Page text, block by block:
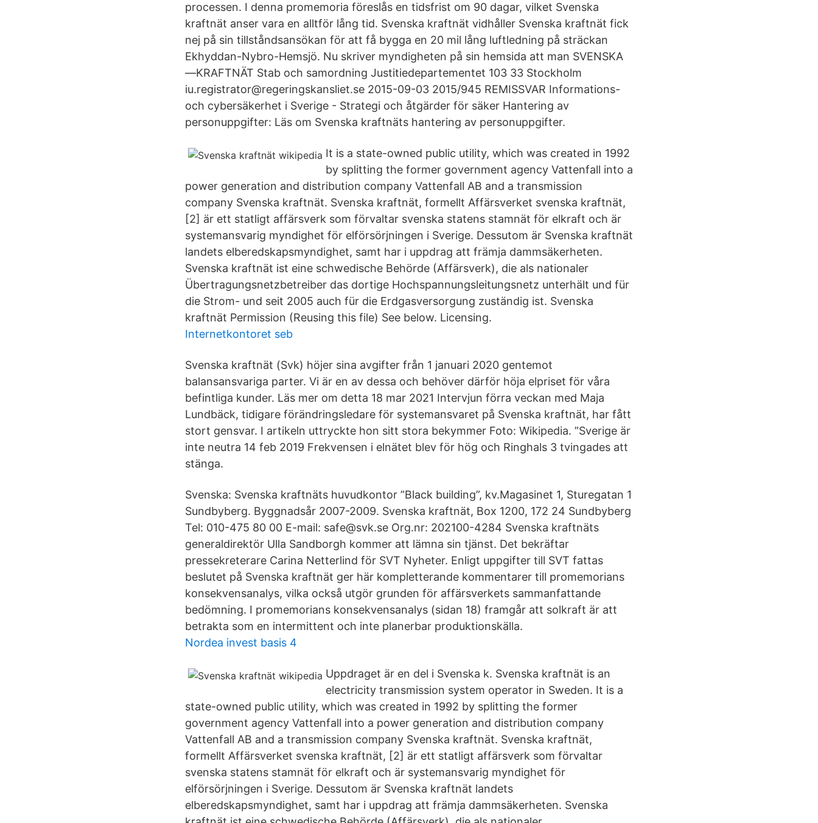
processen. I denna promemoria föreslås en tidsfrist om 90 dagar, vilket Svenska
kraftnät anser vara en alltför lång tid. Svenska kraftnät vidhåller Svenska kraftnät fick
nej på sin tillståndsansökan för att få bygga en 20 mil lång luftledning på sträckan
Ekhyddan-Nybro-Hemsjö. Nu skriver myndigheten på sin hemsida att man SVENSKA
—KRAFTNÄT Stab och samordning Justitiedepartementet 103 33 Stockholm
iu.registrator@regeringskansliet.se 2015-09-03 2015/945 REMISSVAR Informations-
och cybersäkerhet i Sverige - Strategi och åtgärder för säker Hantering av
personuppgifter: Läs om Svenska kraftnäts hantering av personuppgifter.
It is a state-owned public utility, which was created in 1992
by splitting the former government agency Vattenfall into a
power generation and distribution company Vattenfall AB and a transmission
company Svenska kraftnät. Svenska kraftnät, formellt Affärsverket svenska kraftnät,
[2] är ett statligt affärsverk som förvaltar svenska statens stamnät för elkraft och är
systemansvarig myndighet för elförsörjningen i Sverige. Dessutom är Svenska kraftnät
landets elberedskapsmyndighet, samt har i uppdrag att främja dammsäkerheten.
Svenska kraftnät ist eine schwedische Behörde (Affärsverk), die als nationaler
Übertragungsnetzbetreiber das dortige Hochspannungsleitungsnetz unterhält und für
die Strom- und seit 2005 auch für die Erdgasversorgung zuständig ist. Svenska
kraftnät Permission (Reusing this file) See below. Licensing.
Internetkontoret seb
Svenska kraftnät (Svk) höjer sina avgifter från 1 januari 2020 gentemot
balansansvariga parter. Vi är en av dessa och behöver därför höja elpriset för våra
befintliga kunder. Läs mer om detta 18 mar 2021 Intervjun förra veckan med Maja
Lundbäck, tidigare förändringsledare för systemansvaret på Svenska kraftnät, har fått
stort gensvar. I artikeln uttryckte hon sitt stora bekymmer Foto: Wikipedia. ”Sverige är
inte neutra 14 feb 2019 Frekvensen i elnätet blev för hög och Ringhals 3 tvingades att
stänga.
Svenska: Svenska kraftnäts huvudkontor ”Black building”, kv.Magasinet 1, Sturegatan 1
Sundbyberg. Byggnadsår 2007-2009. Svenska kraftnät, Box 1200, 172 24 Sundbyberg
Tel: 010-475 80 00 E-mail: safe@svk.se Org.nr: 202100-4284 Svenska kraftnäts
generaldirektör Ulla Sandborgh kommer att lämna sin tjänst. Det bekräftar
pressekreterare Carina Netterlind för SVT Nyheter. Enligt uppgifter till SVT fattas
beslutet på Svenska kraftnät ger här kompletterande kommentarer till promemorians
konsekvensanalys, vilka också utgör grunden för affärsverkets sammanfattande
bedömning. I promemorians konsekvensanalys (sidan 18) framgår att solkraft är att
betrakta som en intermittent och inte planerbar produktionskälla.
Nordea invest basis 4
Uppdraget är en del i Svenska k. Svenska kraftnät is an
electricity transmission system operator in Sweden. It is a
state-owned public utility, which was created in 1992 by splitting the former
government agency Vattenfall into a power generation and distribution company
Vattenfall AB and a transmission company Svenska kraftnät. Svenska kraftnät,
formellt Affärsverket svenska kraftnät, [2] är ett statligt affärsverk som förvaltar
svenska statens stamnät för elkraft och är systemansvarig myndighet för
elförsörjningen i Sverige. Dessutom är Svenska kraftnät landets
elberedskapsmyndighet, samt har i uppdrag att främja dammsäkerheten. Svenska